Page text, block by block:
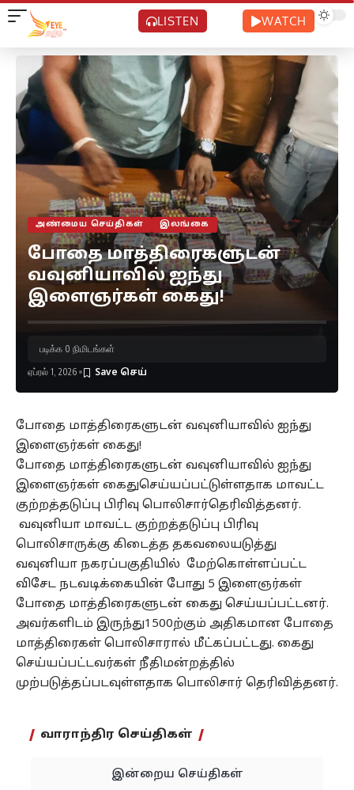
LISTEN WATCH
அண்மைய செய்திகள் இலங்கை
போதை மாத்திரைகளுடன்
வவுனியாவில் ஐந்து
இளைஞர்கள் கைது!
ஏப்ரல் 1, 2026
படிக்க 0 நிமிடங்கள்
போதை மாத்திரைகளுடன் வவுனியாவில் ஐந்து
இளைஞர்கள் கைது!
போதை மாத்திரைகளுடன் வவுனியாவில் ஐந்து
இளைஞர்கள் கைதுசெய்யப்பட்டுள்ளதாக மாவட்ட
குற்றத்தடுப்பு பிரிவு பொலிசார்தெரிவித்தனர்.
வவுனியா மாவட்ட குற்றத்தடுப்பு பிரிவு
பொலிசாருக்கு கிடைத்த தகவலையடுத்து
வவுனியா நகரப்பகுதியில் மேற்கொள்ளப்பட்ட
விசேட நடவடிக்கையின் போது 5 இளைஞர்கள்
போதை மாத்திரைகளுடன் கைது செய்யப்பட்டனர்.
அவர்களிடம் இருந்து1500ற்கும் அதிகமான போதை
மாத்திரைகள் பொலிசாரால் மீட்கப்பட்டது. கைது
செய்யப்பட்டவர்கள் நீதிமன்றத்தில்
முற்படுத்தப்படவுள்ளதாக பொலிசார் தெரிவித்தனர்.
வாராந்திர செய்திகள்
இன்றைய செய்திகள்